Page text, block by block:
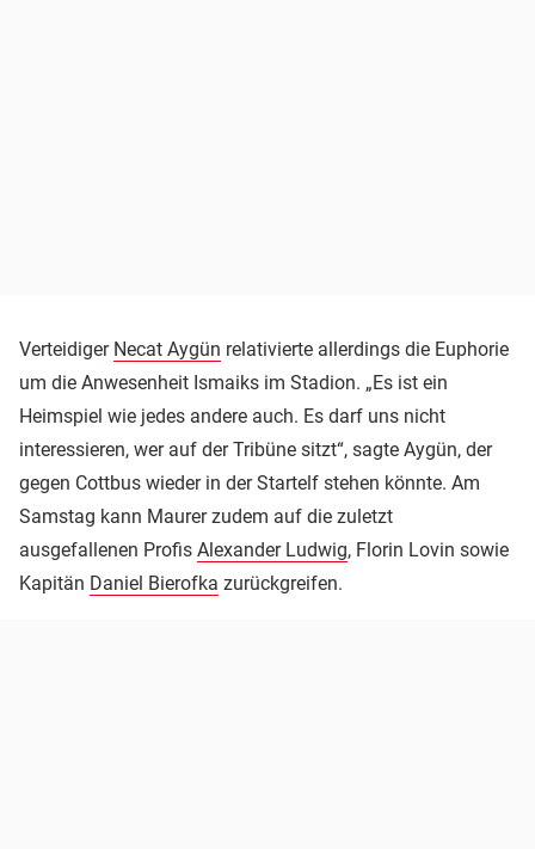
Verteidiger Necat Aygün relativierte allerdings die Euphorie
um die Anwesenheit Ismaiks im Stadion. „Es ist ein
Heimspiel wie jedes andere auch. Es darf uns nicht
interessieren, wer auf der Tribüne sitzt“, sagte Aygün, der
gegen Cottbus wieder in der Startelf stehen könnte. Am
Samstag kann Maurer zudem auf die zuletzt
ausgefallenen Profis Alexander Ludwig, Florin Lovin sowie
Kapitän Daniel Bierofka zurückgreifen.